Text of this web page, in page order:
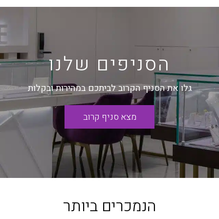
הסניפים שלנו
גלו את הסניף הקרוב לביתכם במהירות ובקלות
מצא סניף קרוב
הנמכרים ביותר